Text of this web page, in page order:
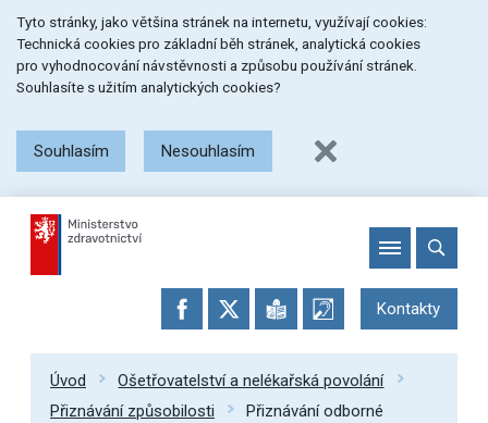
na
menu
na
obsah
na
patičku
stránky
Tyto stránky, jako většina stránek na internetu, využívají cookies:
Technická cookies pro základní běh stránek, analytická cookies
pro vyhodnocování návstěvnosti a způsobu používání stránek.
Souhlasíte s užitím analytických cookies?
Souhlasím Nesouhlasím
Kontakty
Úvod
Ošetřovatelství a nelékařská povolání
Přiznávání způsobilosti
Přiznávání odborné